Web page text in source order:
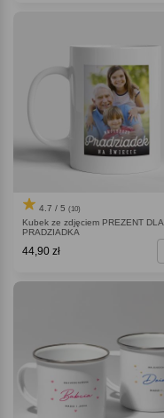
4.7 / 5 (10)
Kubek ze zdjęciem PREZENT DLA
PRADZIADKA
44,90 zł